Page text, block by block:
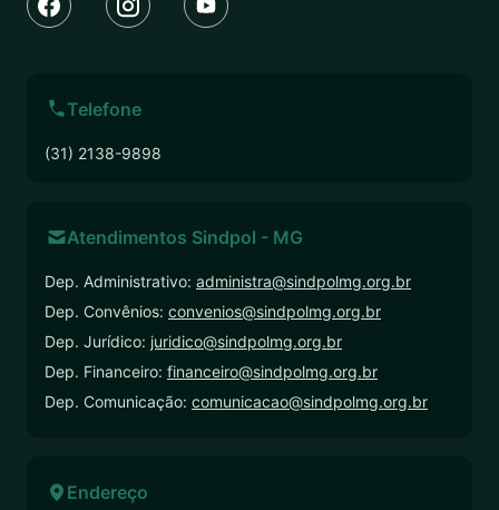
Telefone
(31) 2138-9898
Atendimentos Sindpol - MG
Dep. Administrativo: administra@sindpolmg.org.br
Dep. Convênios: convenios@sindpolmg.org.br
Dep. Jurídico: juridico@sindpolmg.org.br
Dep. Financeiro: financeiro@sindpolmg.org.br
Dep. Comunicação: comunicacao@sindpolmg.org.br
Endereço